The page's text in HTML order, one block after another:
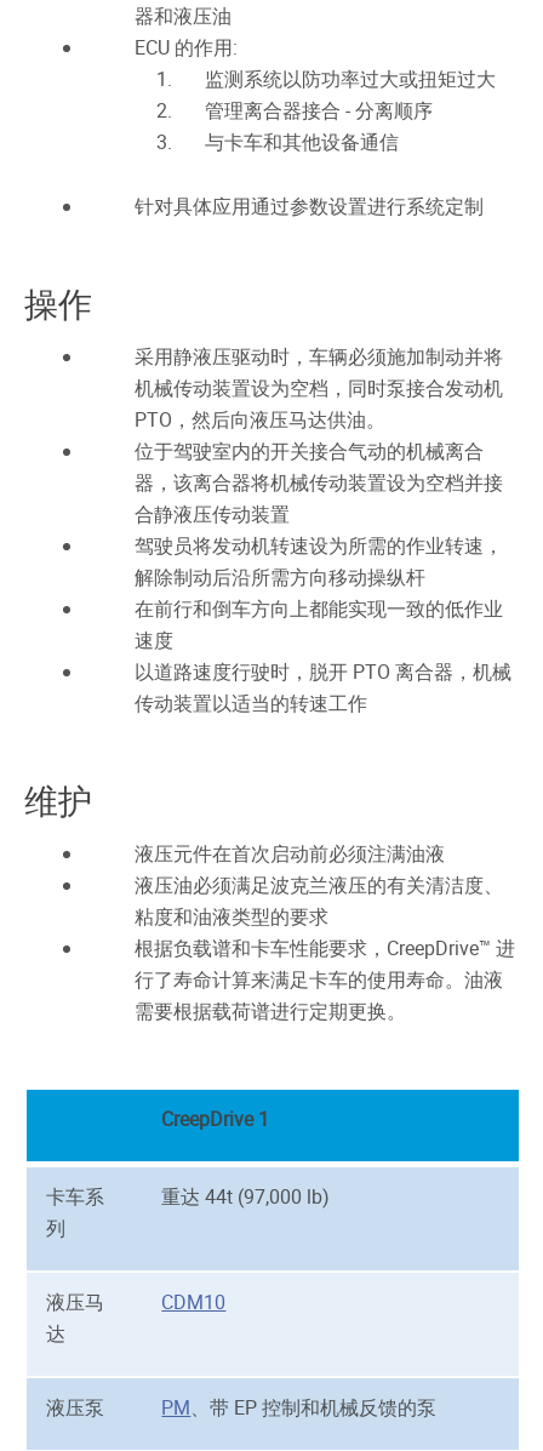
器和液压油
ECU 的作用:
监测系统以防功率过大或扭矩过大
管理离合器接合 - 分离顺序
与卡车和其他设备通信
针对具体应用通过参数设置进行系统定制
操作
采用静液压驱动时，车辆必须施加制动并将
机械传动装置设为空档，同时泵接合发动机
PTO，然后向液压马达供油。
位于驾驶室内的开关接合气动的机械离合
器，该离合器将机械传动装置设为空档并接
合静液压传动装置
驾驶员将发动机转速设为所需的作业转速，
解除制动后沿所需方向移动操纵杆
在前行和倒车方向上都能实现一致的低作业
速度
以道路速度行驶时，脱开 PTO 离合器，机械
传动装置以适当的转速工作
维护
液压元件在首次启动前必须注满油液
液压油必须满足波克兰液压的有关清洁度、
粘度和油液类型的要求
根据负载谱和卡车性能要求，CreepDrive™ 进
行了寿命计算来满足卡车的使用寿命。油液
需要根据载荷谱进行定期更换。
CreepDrive 1
卡车系
列
重达 44t (97,000 lb)
液压马
达
CDM10
液压泵 PM、带 EP 控制和机械反馈的泵